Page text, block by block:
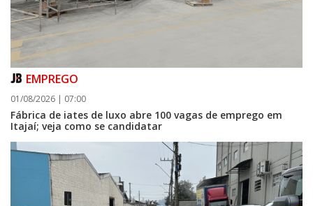
EMPREGO
01/08/2026 | 07:00
Fábrica de iates de luxo abre 100 vagas de emprego em
Itajaí; veja como se candidatar